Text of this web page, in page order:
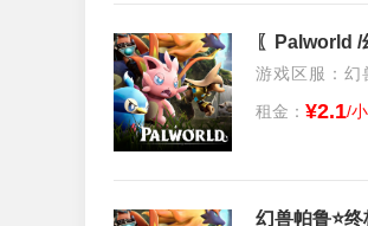
〖Palworld /
游戏区服：
租金： ¥2.1/